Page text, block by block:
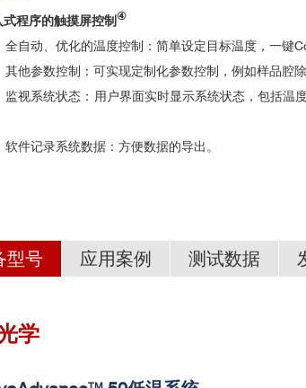
式程序的触摸屏控制 ④
自动、优化的温度控制：简单设定目标温度，一键
他参数控制：可实现定制化参数控制，例如样品腔除
视系统状态：用户界面实时显示系统状态，包括温
件记录系统数据：方便数据的导出。
型号 应用案例 测试数据
学
晶格与激子相互作用研究
Cryostation 用户发表文章选集（
用户列表